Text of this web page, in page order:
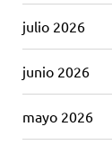
julio 2026
junio 2026
mayo 2026